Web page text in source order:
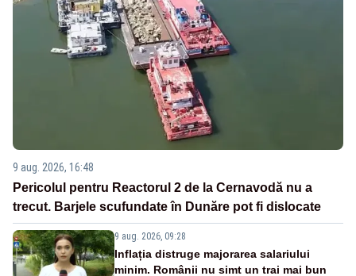
9 aug. 2026, 16:48
Pericolul pentru Reactorul 2 de la Cernavodă nu a
trecut. Barjele scufundate în Dunăre pot fi dislocate
9 aug. 2026, 09:28
Inflația distruge majorarea salariului
minim. Românii nu simt un trai mai bun